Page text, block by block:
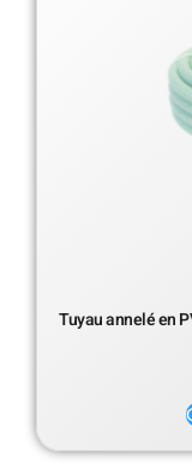
Tuyau annelé en